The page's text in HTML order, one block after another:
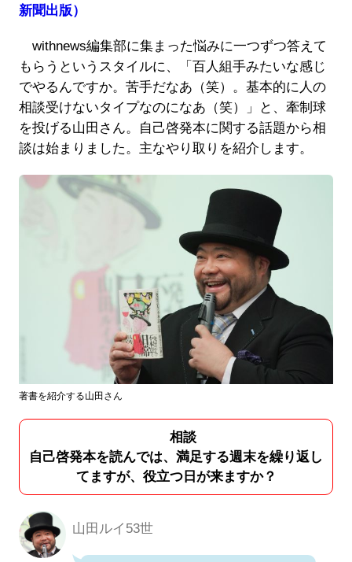
新聞出版）
withnews編集部に集まった悩みに一つずつ答えて
もらうというスタイルに、「百人組手みたいな感じ
でやるんですか。苦手だなあ（笑）。基本的に人の
相談受けないタイプなのになあ（笑）」と、牽制球
を投げる山田さん。自己啓発本に関する話題から相
談は始まりました。主なやり取りを紹介します。
著書を紹介する山田さん
相談
自己啓発本を読んでは、満足する週末を繰り返し
てますが、役立つ日が来ますか？
山田ルイ53世